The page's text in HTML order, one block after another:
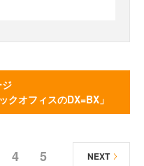
クオフィスのDX=BX」
4 5 NEXT